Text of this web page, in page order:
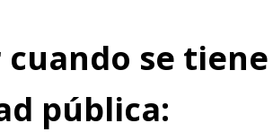
se tiene
pública: